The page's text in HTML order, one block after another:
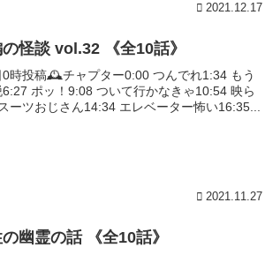
2021.12.17
の怪談 vol.32 《全10話》
時投稿🕰チャプター0:00 つんでれ1:34 もう
ポッ！9:08 ついて行かなきゃ10:54 映ら
ーツおじさん14:34 エレベーター怖い16:35...
2021.11.27
幽霊の話 《全10話》